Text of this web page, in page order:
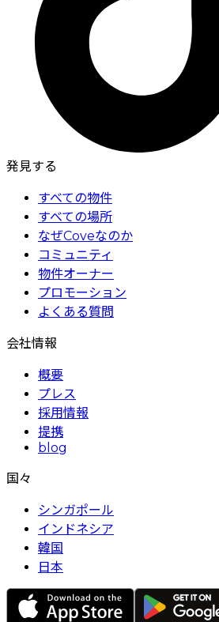
発見する
すべての物件
すべての場所
なぜCoveなのか
コミュニティ
物件オーナー
プロモーション
よくある質問
会社情報
概要
プレス
採用情報
提携
blog
国々
シンガポール
インドネシア
韓国
日本